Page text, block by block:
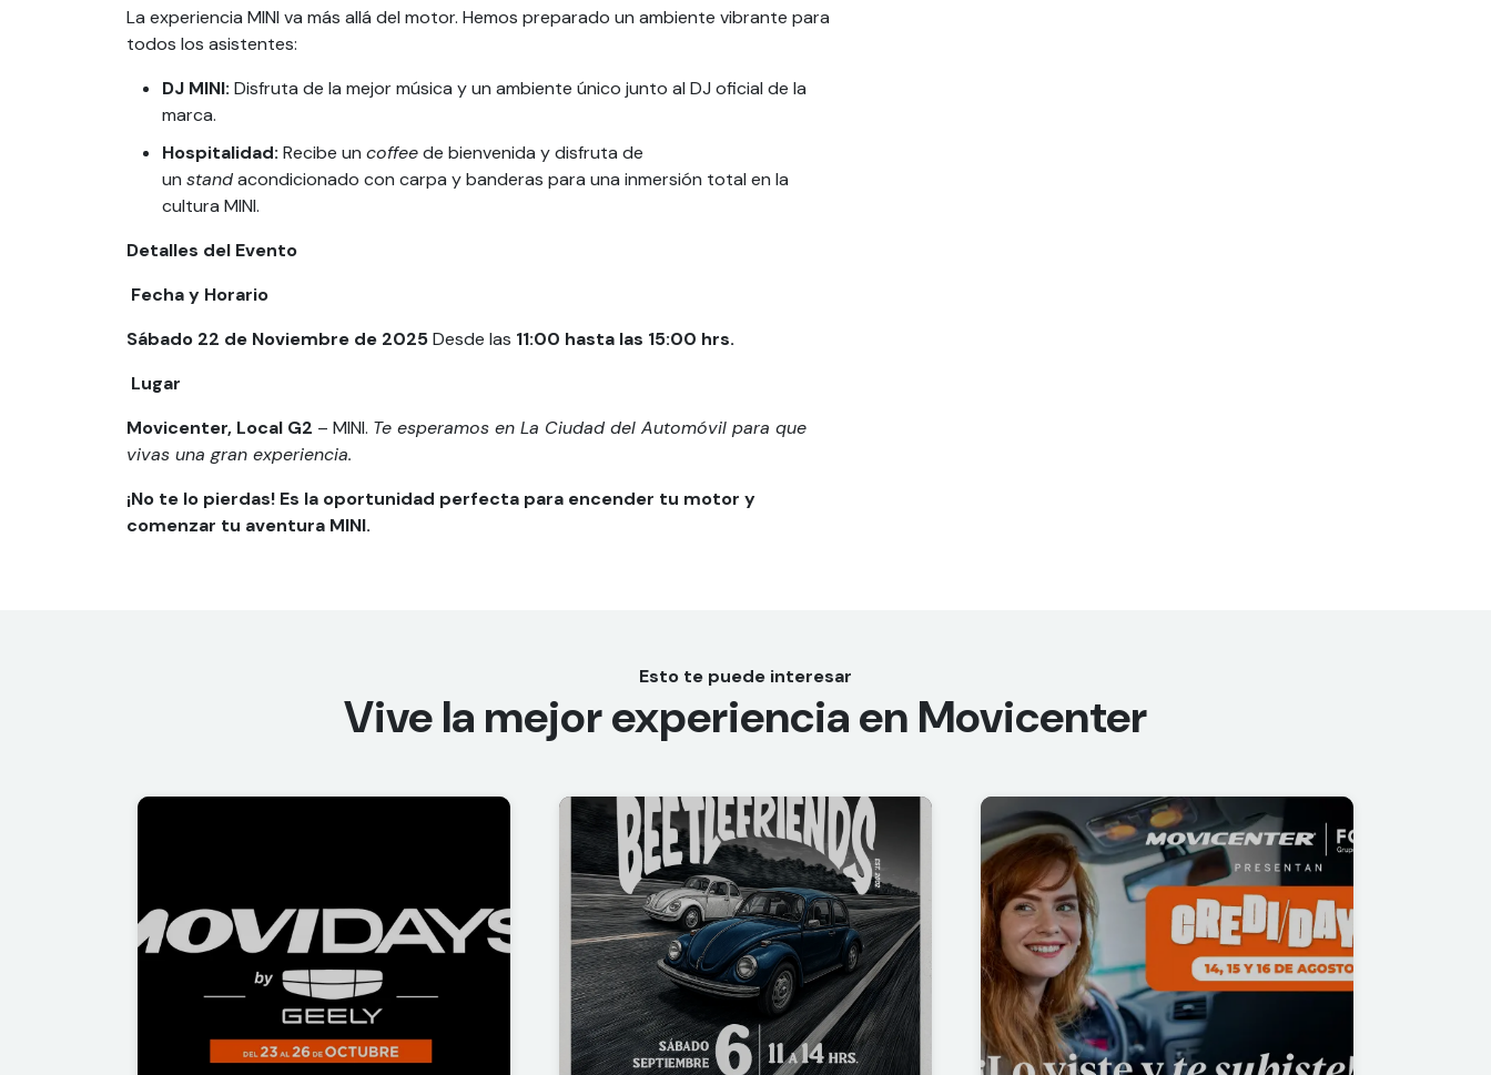
La experiencia MINI va más allá del motor. Hemos preparado un ambiente vibrante para
todos los asistentes:
DJ MINI: Disfruta de la mejor música y un ambiente único junto al DJ oficial de la
marca.
Hospitalidad: Recibe un coffeede bienvenida y disfruta de
un standacondicionado con carpa y banderas para una inmersión total en la
cultura MINI.
Detalles del Evento
Fecha y Horario
Sábado 22 de Noviembre de 2025Desde las 11:00 hasta las 15:00 hrs.
Lugar
Movicenter, Local G2 – MINI. Te esperamos en La Ciudad del Automóvil para que
vivas una gran experiencia.
¡No te lo pierdas! Es la oportunidad perfecta para encender tu motor y
comenzar tu aventura MINI.
Esto te puede interesar
Vive la mejor experiencia en Movicenter